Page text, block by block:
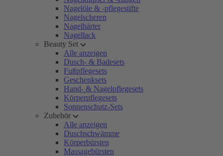
Nagelöle & -pflegestifte
Nagelscheren
Nagelhärter
Nagellack
Beauty Set
Alle anzeigen
Dusch- & Badesets
Fußpflegesets
Geschenksets
Hand- & Nagelpflegesets
Körperpflegesets
Sonnenschutz-Sets
Zubehör
Alle anzeigen
Duschschwämme
Körperbürsten
Massagebürsten